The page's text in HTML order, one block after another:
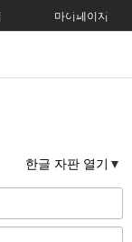
마이페이지
한글 자판 열기